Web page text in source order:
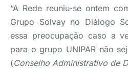
“A Rede reuniu-se ontem
Grupo Solvay no Diálogo
essa preocupação caso a
para o grupo UNIPAR não
(Conselho Administrativo de